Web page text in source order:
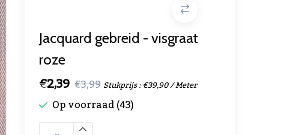
Jacquard gebreid - visgraat
roze
€2,39 €3,99Stukprijs : €39,90 / Meter
Op voorraad (43)